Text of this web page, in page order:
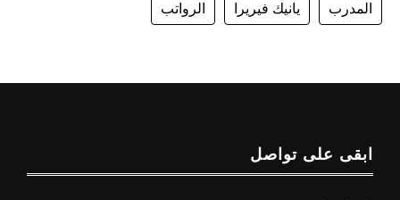
المدرب يانيك فيريرا الرواتب
ابقى على تواصل